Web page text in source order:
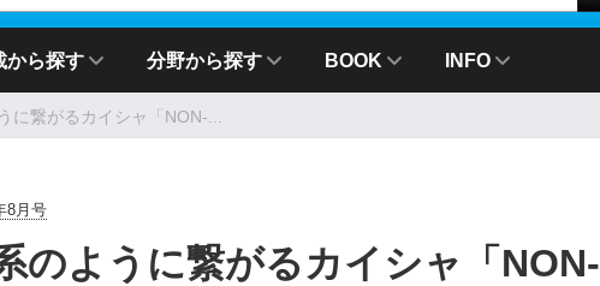
から探す 分野から探す BOOK INFO
に繋がるカイシャ「NON-...
8月号
のように繋がるカイシャ「NON-